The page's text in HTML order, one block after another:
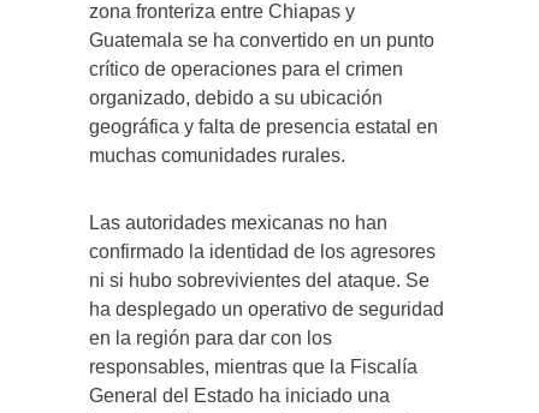
zona fronteriza entre Chiapas y
Guatemala se ha convertido en un punto
crítico de operaciones para el crimen
organizado, debido a su ubicación
geográfica y falta de presencia estatal en
muchas comunidades rurales.
Las autoridades mexicanas no han
confirmado la identidad de los agresores
ni si hubo sobrevivientes del ataque. Se
ha desplegado un operativo de seguridad
en la región para dar con los
responsables, mientras que la Fiscalía
General del Estado ha iniciado una